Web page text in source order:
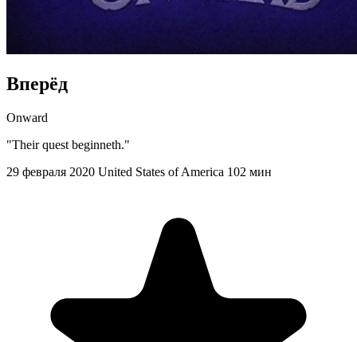
Вперёд
Onward
"Their quest beginneth."
29 февраля 2020 United States of America 102 мин